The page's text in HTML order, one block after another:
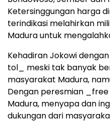
Ketersinggungan harga
terindikasi melahirkan
Madura untuk
Kehadiran Jokowi
tol_ meski tak banyak
masyarakat Madura,
Dengan peresmian
Madura, menyapa dan
dukungan dari